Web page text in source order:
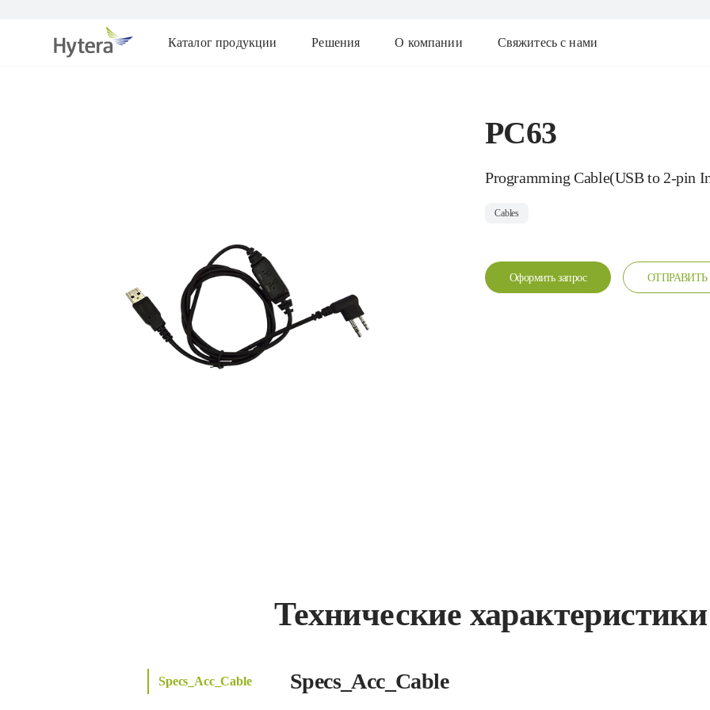
Каталог продукции Решения О компании Свяжитесь с нами
PC63
Programming Cable(USB to 2-pin
Cables
Оформить запрос
Технические
Specs_Acc_Cable Specs_Acc_Cable